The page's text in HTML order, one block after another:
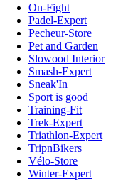
On-Fight
Padel-Expert
Pecheur-Store
Pet and Garden
Slowood Interior
Smash-Expert
Sneak'In
Sport is good
Training-Fit
Trek-Expert
Triathlon-Expert
TripnBikers
Vélo-Store
Winter-Expert